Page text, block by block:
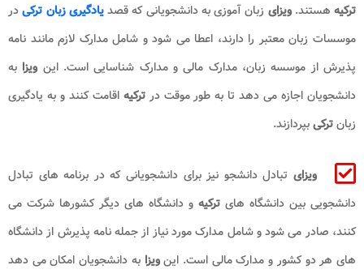
ترکیه هستند.ویزای زبان آموزی به دانشجویانی که قصدیادگیری زبان ترکیدر
موسسات زبان معتبر را دارند، اعطا می شود و شامل مدارک لازم مانند نامه
پذیرش از موسسه زبان، مدارک مالی و مدارک شناسایی است. این ویزا به
دانشجویان اجازه می دهد تا به طور موقت درترکیهاقامت کنند و به یادگیری
زبانترکیبپردازند.
ویزای تبادل دانشجو نیز برای دانشجویانی که در برنامه های تبادل
دانشجویی بین دانشگاه های ترکیه و دانشگاه های دیگر کشورها شرکت می
کنند، صادر می شود و شامل مدارک مورد نیاز از جمله نامه پذیرش از دانشگاه
های هر دو کشور و مدارک مالی است. اینویزابه دانشجویان امکان می دهد